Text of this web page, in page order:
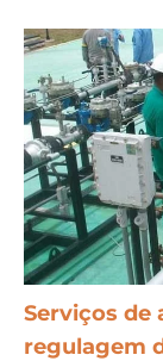
Serviços de
regulagem